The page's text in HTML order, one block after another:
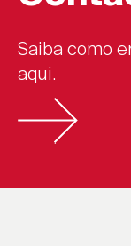
Saiba como
aqui.